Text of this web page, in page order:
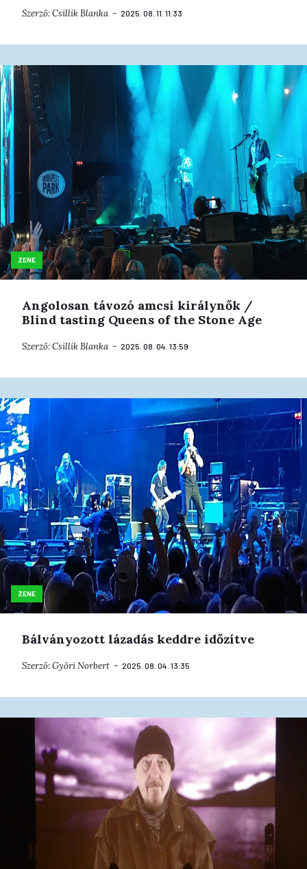
Szerző:Csillik Blanka 2025. 08. 11. 11:33
ZENE
Angolosan távozó amcsi királynők /
Blind tasting Queens of the Stone Age
Szerző:Csillik Blanka 2025. 08. 04. 13:59
ZENE
Bálványozott lázadás keddre időzítve
Szerző:Győri Norbert 2025. 08. 04. 13:35